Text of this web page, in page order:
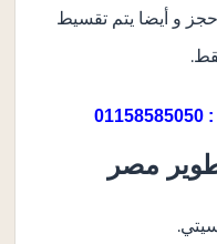
: 5% مقدم حجز و أيضا يتم تقسيط
مصر